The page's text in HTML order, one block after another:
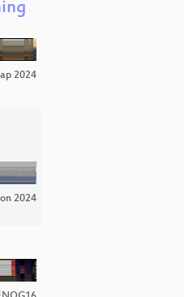
2024
2024